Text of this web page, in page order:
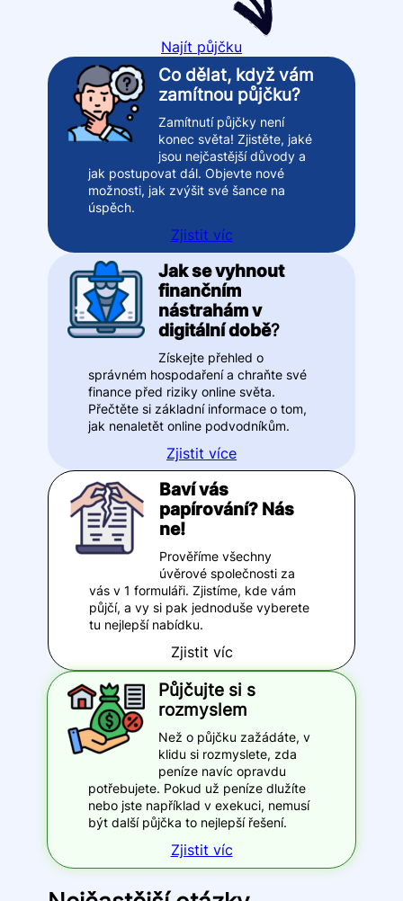
Najít půjčku
Co dělat, když vám
zamítnou půjčku?
Zamítnutí půjčky není
konec světa! Zjistěte, jaké
jsou nejčastější důvody a
jak postupovat dál. Objevte nové
možnosti, jak zvýšit své šance na
úspěch.
Zjistit víc
Jak se vyhnout
finančním
nástrahám v
digitální době?
Získejte přehled o
správném hospodaření a chraňte své
finance před riziky online světa.
Přečtěte si základní informace o tom,
jak nenaletět online podvodníkům.
Zjistit více
Baví vás
papírování? Nás
ne!
Prověříme všechny
úvěrové společnosti za
vás v 1 formuláři. Zjistíme, kde vám
půjčí, a vy si pak jednoduše vyberete
tu nejlepší nabídku.
Zjistit víc
Půjčujte si s
rozmyslem
Než o půjčku zažádáte, v
klidu si rozmyslete, zda
peníze navíc opravdu
potřebujete. Pokud už peníze dlužíte
nebo jste například v exekuci, nemusí
být další půjčka to nejlepší řešení.
Zjistit víc